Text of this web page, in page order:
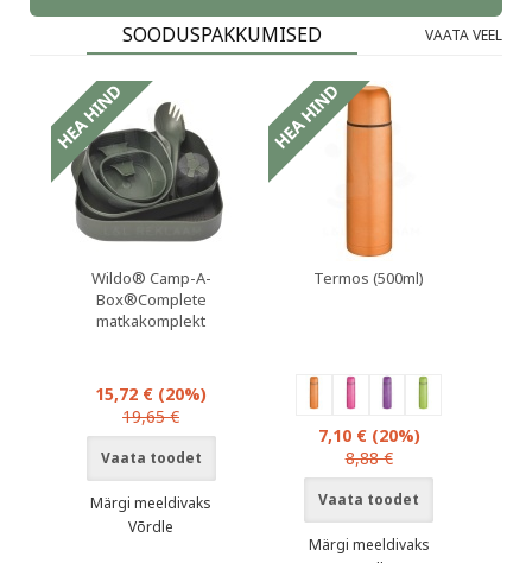
SOODUSPAKKUMISED VAATA VEEL
Wildo® Camp-A-
Box®Complete
matkakomplekt
15,72 € (20%)
19,65 €
Vaata toodet
Märgi meeldivaks
Võrdle
Termos (500ml)
7,10 € (20%)
8,88 €
Vaata toodet
Märgi meeldivaks